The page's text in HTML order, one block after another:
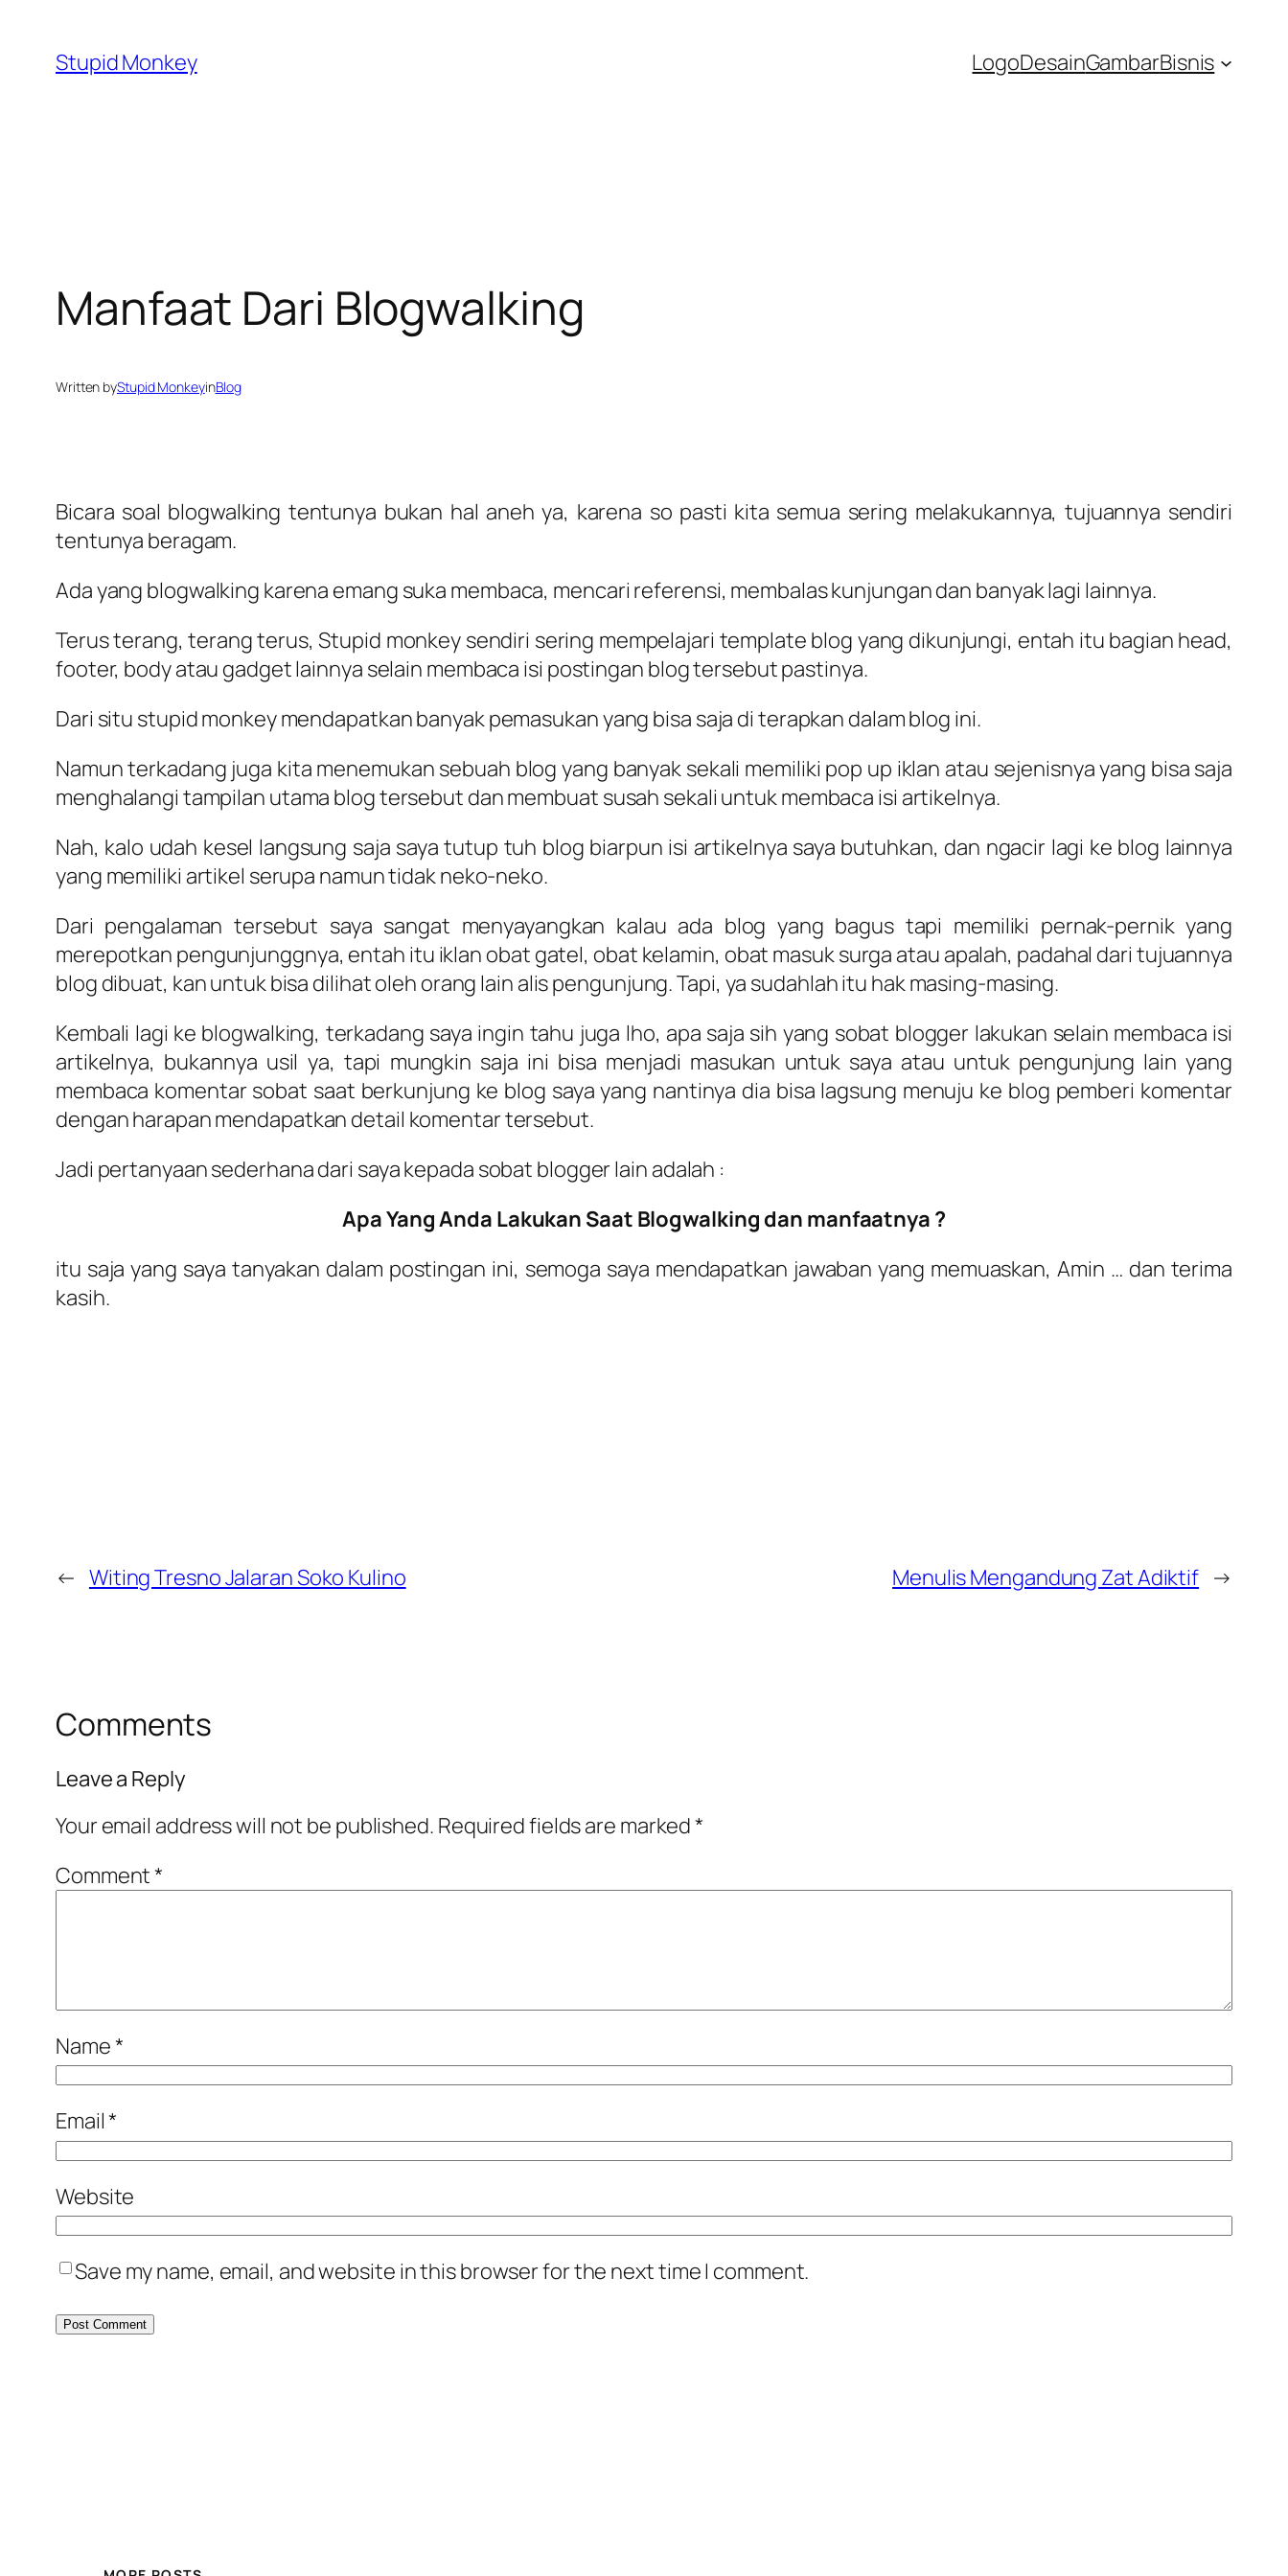
content
Stupid Monkey LogoDesainGambarBisnis
Manfaat Dari Blogwalking
Written byStupid MonkeyinBlog
Bicara soal blogwalking tentunya bukan hal aneh ya, karena so pasti kita semua sering melakukannya, tujuannya sendiri
tentunya beragam.
Ada yang blogwalking karena emang suka membaca, mencari referensi, membalas kunjungan dan banyak lagi lainnya.
Terus terang, terang terus, Stupid monkey sendiri sering mempelajari template blog yang dikunjungi, entah itu bagian head,
footer, body atau gadget lainnya selain membaca isi postingan blog tersebut pastinya.
Dari situ stupid monkey mendapatkan banyak pemasukan yang bisa saja di terapkan dalam blog ini.
Namun terkadang juga kita menemukan sebuah blog yang banyak sekali memiliki pop up iklan atau sejenisnya yang bisa saja
menghalangi tampilan utama blog tersebut dan membuat susah sekali untuk membaca isi artikelnya.
Nah, kalo udah kesel langsung saja saya tutup tuh blog biarpun isi artikelnya saya butuhkan, dan ngacir lagi ke blog lainnya
yang memiliki artikel serupa namun tidak neko-neko.
Dari pengalaman tersebut saya sangat menyayangkan kalau ada blog yang bagus tapi memiliki pernak-pernik yang
merepotkan pengunjunggnya, entah itu iklan obat gatel, obat kelamin, obat masuk surga atau apalah, padahal dari tujuannya
blog dibuat, kan untuk bisa dilihat oleh orang lain alis pengunjung. Tapi, ya sudahlah itu hak masing-masing.
Kembali lagi ke blogwalking, terkadang saya ingin tahu juga lho, apa saja sih yang sobat blogger lakukan selain membaca isi
artikelnya, bukannya usil ya, tapi mungkin saja ini bisa menjadi masukan untuk saya atau untuk pengunjung lain yang
membaca komentar sobat saat berkunjung ke blog saya yang nantinya dia bisa lagsung menuju ke blog pemberi komentar
dengan harapan mendapatkan detail komentar tersebut.
Jadi pertanyaan sederhana dari saya kepada sobat blogger lain adalah :
Apa Yang Anda Lakukan Saat Blogwalking dan manfaatnya ?
itu saja yang saya tanyakan dalam postingan ini, semoga saya mendapatkan jawaban yang memuaskan, Amin … dan terima
kasih.
← Witing Tresno Jalaran Soko Kulino Menulis Mengandung Zat Adiktif →
Comments
Leave a Reply
Your email address will not be published. Required fields are marked*
Comment*
Name*
Email*
Website
Save my name, email, and website in this browser for the next time I comment.